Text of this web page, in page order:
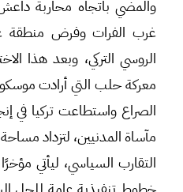
غرب الفرات وفرض منطقة
الروسي التركي، وبعد هذا
معركة حلب التي أرادت
الصراع واستطاعت تركيا في
مآساة المدنيين، لتزداد
التقارب السياسي، ليأتي